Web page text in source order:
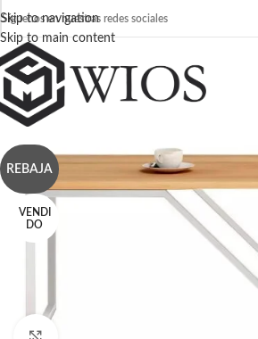
Skip to navigation
Skip to main content
Síguenos en nuestras redes sociales
REBAJA
VENDI
DO